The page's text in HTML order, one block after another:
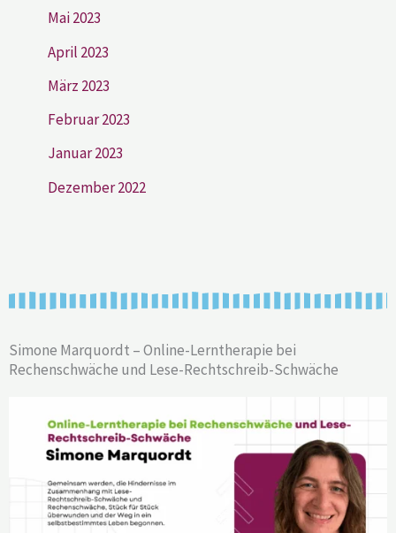
Mai 2023
April 2023
März 2023
Februar 2023
Januar 2023
Dezember 2022
Simone Marquordt – Online-Lerntherapie bei
Rechenschwäche und Lese-Rechtschreib-Schwäche